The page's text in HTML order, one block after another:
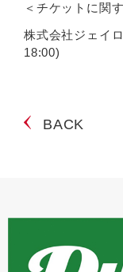
＜チケットに関
株式会社ジェイ
18:00)
BACK